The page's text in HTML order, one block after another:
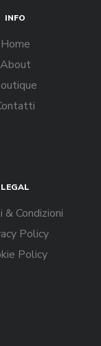
INFO
Home
About
LEGAL
& Condizioni
Policy
Policy